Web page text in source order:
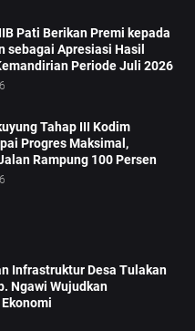
Pati Berikan Premi kepada
sebagai Apresiasi Hasil
Periode Juli 2026
Tahap III Kodim
Progres Maksimal,
Rampung 100 Persen
Infrastruktur Desa Tulakan
Ngawi Wujudkan